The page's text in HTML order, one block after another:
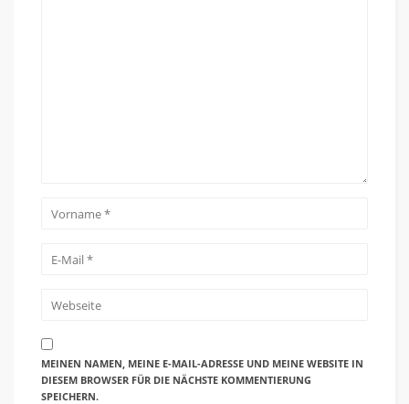
MEINEN NAMEN, MEINE E-MAIL-ADRESSE UND MEINE WEBSITE IN
DIESEM BROWSER FÜR DIE NÄCHSTE KOMMENTIERUNG
SPEICHERN.